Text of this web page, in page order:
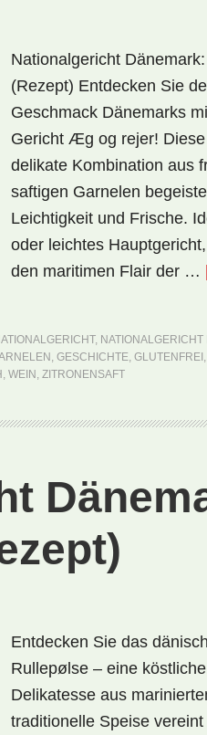
Nationalgericht
(Rezept) Entdecken Sie
Geschmack Dänemarks
Gericht Æg og rejer!
delikate Kombination aus
saftigen Garnelen
Leichtigkeit und Frische.
oder leichtes
den maritimen Flair der …
,
, GESCHICHTE, GLUTENFREI ,
, WEIN , ZITRONENSAFT
Entdecken Sie das
Rullepølse – eine
Delikatesse aus
traditionelle Speise